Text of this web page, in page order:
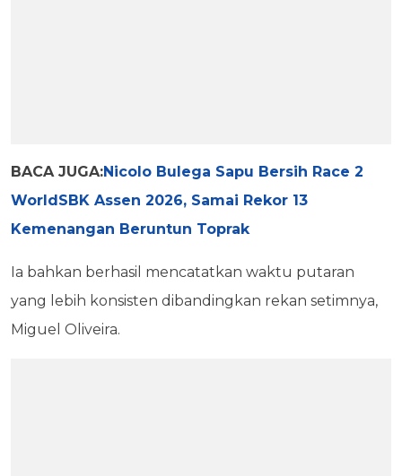
BACA JUGA:Nicolo Bulega Sapu Bersih Race 2
WorldSBK Assen 2026, Samai Rekor 13
Kemenangan Beruntun Toprak
Ia bahkan berhasil mencatatkan waktu putaran
yang lebih konsisten dibandingkan rekan setimnya,
Miguel Oliveira.